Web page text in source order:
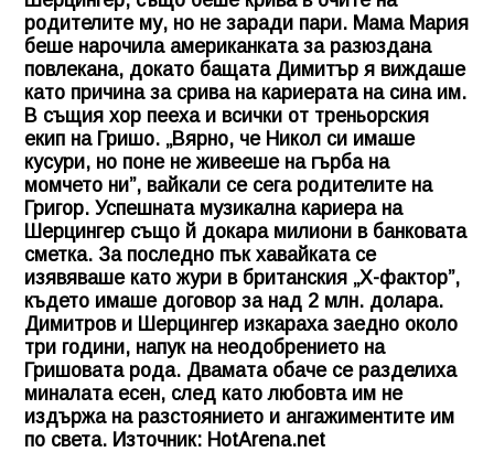
родителите му, но не заради пари. Мама Мария
беше нарочила американката за разюздана
повлекана, докато бащата Димитър я виждаше
като причина за срива на кариерата на сина им.
В същия хор пееха и всички от треньорския
екип на Гришо. „Вярно, че Никол си имаше
кусури, но поне не живееше на гърба на
момчето ни”, вайкали се сега родителите на
Григор. Успешната музикална кариера на
Шерцингер също й докара милиони в банковата
сметка. За последно пък хавайката се
изявяваше като жури в британския „Х-фактор”,
където имаше договор за над 2 млн. долара.
Димитров и Шерцингер изкараха заедно около
три години, напук на неодобрението на
Гришовата рода. Двамата обаче се разделиха
миналата есен, след като любовта им не
издържа на разстоянието и ангажиментите им
по света. Източник: HotArena.net